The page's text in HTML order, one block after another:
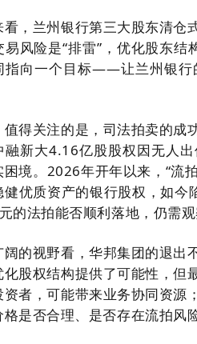
看，兰州银行第三大股东清仓
易风险是“排雷”，优化股东结
指向一个目标——让兰州银行
值得关注的是，司法拍卖的成
融新大4.16亿股股权因无人
困境。2026年开年以来，“流
健优质资产的银行股权，如今
的法拍能否顺利落地，仍需观
阔的视野看，华邦集团的退出
化股权结构提供了可能性，但
资者，可能带来业务协同资源
是否合理、是否存在流拍风